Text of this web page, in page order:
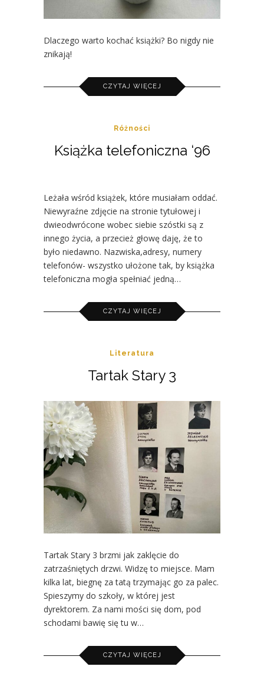
Dlaczego warto kochać książki? Bo nigdy nie
znikają!
CZYTAJ WIĘCEJ
Różności
Książka telefoniczna ‘96
Leżała wśród książek, które musiałam oddać.
Niewyraźne zdjęcie na stronie tytułowej i
dwieodwrócone wobec siebie szóstki są z
innego życia, a przecież głowę daję, że to
było niedawno. Nazwiska,adresy, numery
telefonów- wszystko ułożone tak, by książka
telefoniczna mogła spełniać jedną…
CZYTAJ WIĘCEJ
Literatura
Tartak Stary 3
Tartak Stary 3 brzmi jak zaklęcie do
zatrzaśniętych drzwi. Widzę to miejsce. Mam
kilka lat, biegnę za tatą trzymając go za palec.
Spieszymy do szkoły, w której jest
dyrektorem. Za nami mości się dom, pod
schodami bawię się tu w…
CZYTAJ WIĘCEJ